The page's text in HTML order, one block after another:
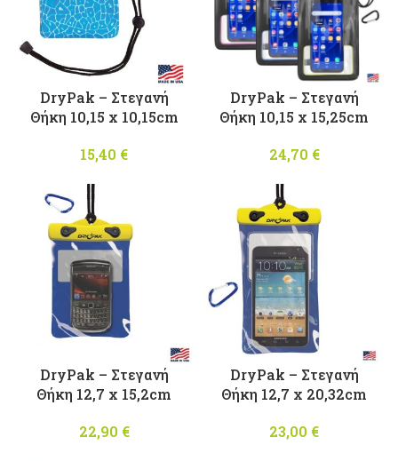
DryPak – Στεγανή
Θήκη 10,15 x 10,15cm
15,40 €
DryPak – Στεγανή
Θήκη 10,15 x 15,25cm
24,70 €
DryPak – Στεγανή
Θήκη 12,7 x 15,2cm
22,90 €
DryPak – Στεγανή
Θήκη 12,7 x 20,32cm
23,00 €